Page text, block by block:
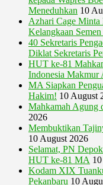
Meneduhkan 10
Azhari Cage Minta
Kelangkaan
40 Sekretaris
Diklat Sekretaris
HUT ke-81
Indonesia Makmur
MA Siapkan
Hakim! 10 August
Mahkamah Agung
2026
Membuktikan
10 August 2026
Selamat, PN
HUT ke-81 MA
Kodam XIX
Pekanbaru 10